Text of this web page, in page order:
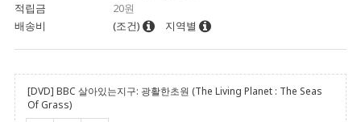
적립금
20원
배송비
(조건) 지역별
[DVD] BBC 살아있는지구: 광활한초원 (The Living Planet : The Seas
Of Grass)